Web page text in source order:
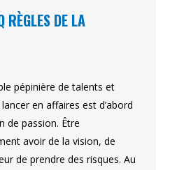
RÈGLES DE LA
pépinière de talents et
en affaires est d’abord
de passion. Être
avoir de la vision, de
de prendre des risques. Au